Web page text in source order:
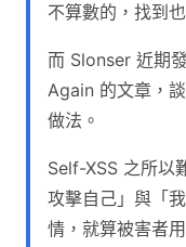
不算數的，找到
而 Slonser 近期
Again 的文章，
做法。
Self-XSS 之所以
攻擊自己」與「
情，就算被害者